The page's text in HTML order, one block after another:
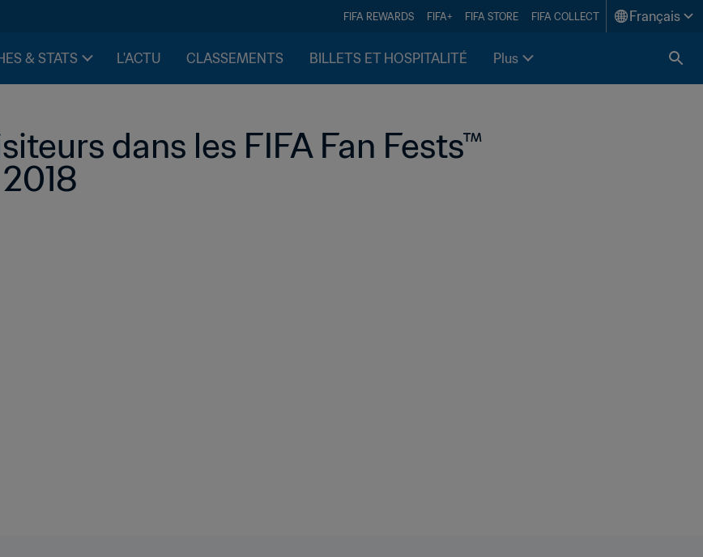
FIFA REWARDS FIFA+ FIFA STORE FIFA COLLECT Français
& STATS L'ACTU CLASSEMENTS BILLETS ET HOSPITALITÉ Plus
dans les FIFA Fan Fests™